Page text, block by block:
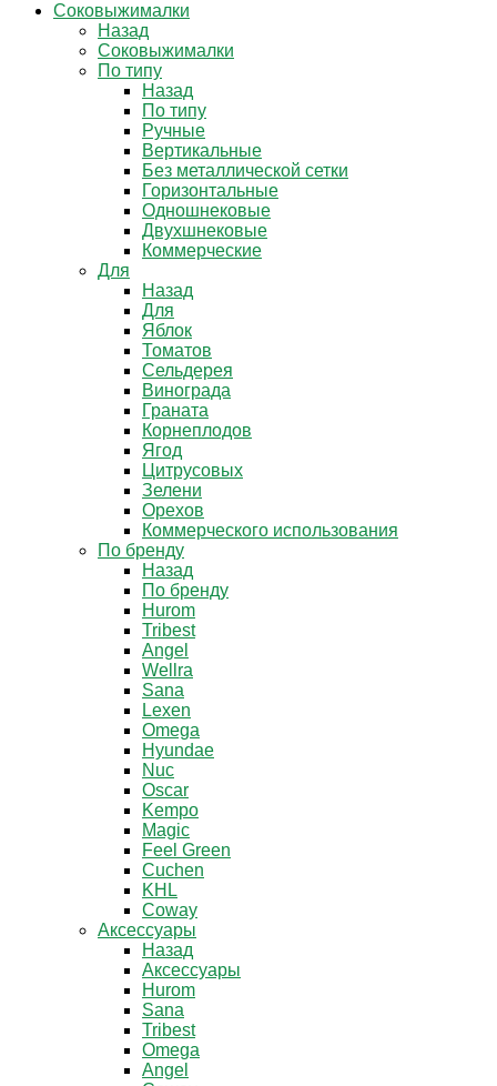
Соковыжималки
Назад
Соковыжималки
По типу
Назад
По типу
Ручные
Вертикальные
Без металлической сетки
Горизонтальные
Одношнековые
Двухшнековые
Коммерческие
Для
Назад
Для
Яблок
Томатов
Cельдерея
Винограда
Граната
Корнеплодов
Ягод
Цитрусовых
Зелени
Орехов
Коммерческого использования
По бренду
Назад
По бренду
Hurom
Tribest
Angel
Wellra
Sana
Lexen
Omega
Hyundae
Nuc
Oscar
Kempo
Magic
Feel Green
Cuchen
KHL
Coway
Аксессуары
Назад
Аксессуары
Hurom
Sana
Tribest
Omega
Angel